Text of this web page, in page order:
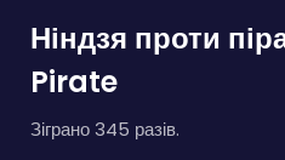
Ніндзя проти
Pirate
Зіграно 345 разів.